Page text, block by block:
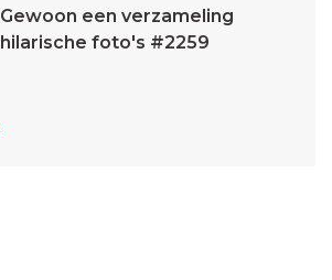
Gewoon een verzameling
hilarische foto's #2259